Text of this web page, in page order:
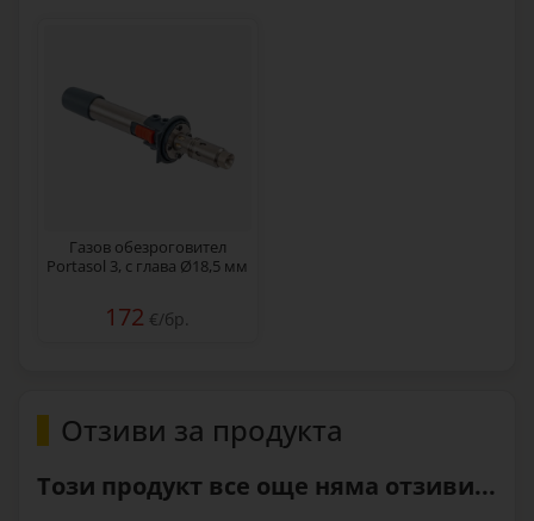
Газов обезроговител
Portasol 3, с глава Ø18,5 мм
172 €/бр.
Отзиви за продукта
Този продукт все още няма отзиви...